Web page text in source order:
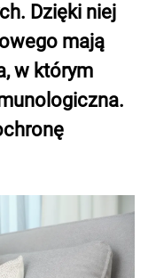
Dzięki niej
mają
w którym